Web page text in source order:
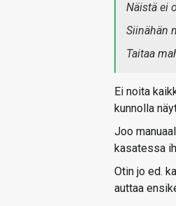
Näistä ei
Siinähän
Taitaa
Ei noita
kunnolla
Joo
kasatessa
Otin jo ed.
auttaa